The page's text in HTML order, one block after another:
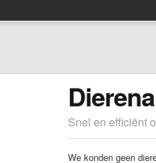
Snel en efficiënt
We konden geen